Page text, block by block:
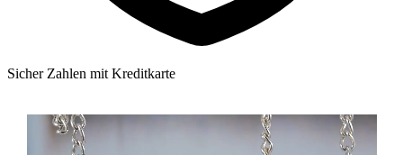
Sicher Zahlen mit Kreditkarte